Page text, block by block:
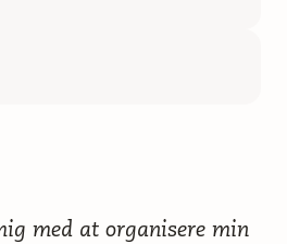
med at organisere min